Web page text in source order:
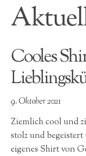
Cooles
9. Oktober 2021
Ziemlich cool und
stolz und
eigenes Shirt von